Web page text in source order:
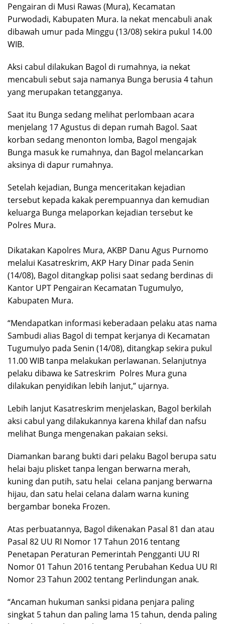
Pengairan di Musi Rawas (Mura), Kecamatan
Purwodadi, Kabupaten Mura. Ia nekat mencabuli anak
dibawah umur pada Minggu (13/08) sekira pukul 14.00
WIB.
Aksi cabul dilakukan Bagol di rumahnya, ia nekat
mencabuli sebut saja namanya Bunga berusia 4 tahun
yang merupakan tetangganya.
Saat itu Bunga sedang melihat perlombaan acara
menjelang 17 Agustus di depan rumah Bagol. Saat
korban sedang menonton lomba, Bagol mengajak
Bunga masuk ke rumahnya, dan Bagol melancarkan
aksinya di dapur rumahnya.
Setelah kejadian, Bunga menceritakan kejadian
tersebut kepada kakak perempuannya dan kemudian
keluarga Bunga melaporkan kejadian tersebut ke
Polres Mura.
Dikatakan Kapolres Mura, AKBP Danu Agus Purnomo
melalui Kasatreskrim, AKP Hary Dinar pada Senin
(14/08), Bagol ditangkap polisi saat sedang berdinas di
Kantor UPT Pengairan Kecamatan Tugumulyo,
Kabupaten Mura.
“Mendapatkan informasi keberadaan pelaku atas nama
Sambudi alias Bagol di tempat kerjanya di Kecamatan
Tugumulyo pada Senin (14/08), ditangkap sekira pukul
11.00 WIB tanpa melakukan perlawanan. Selanjutnya
pelaku dibawa ke Satreskrim Polres Mura guna
dilakukan penyidikan lebih lanjut,” ujarnya.
Lebih lanjut Kasatreskrim menjelaskan, Bagol berkilah
aksi cabul yang dilakukannya karena khilaf dan nafsu
melihat Bunga mengenakan pakaian seksi.
Diamankan barang bukti dari pelaku Bagol berupa satu
helai baju plisket tanpa lengan berwarna merah,
kuning dan putih, satu helai celana panjang berwarna
hijau, dan satu helai celana dalam warna kuning
bergambar boneka Frozen.
Atas perbuatannya, Bagol dikenakan Pasal 81 dan atau
Pasal 82 UU RI Nomor 17 Tahun 2016 tentang
Penetapan Peraturan Pemerintah Pengganti UU RI
Nomor 01 Tahun 2016 tentang Perubahan Kedua UU RI
Nomor 23 Tahun 2002 tentang Perlindungan anak.
“Ancaman hukuman sanksi pidana penjara paling
singkat 5 tahun dan paling lama 15 tahun, denda paling